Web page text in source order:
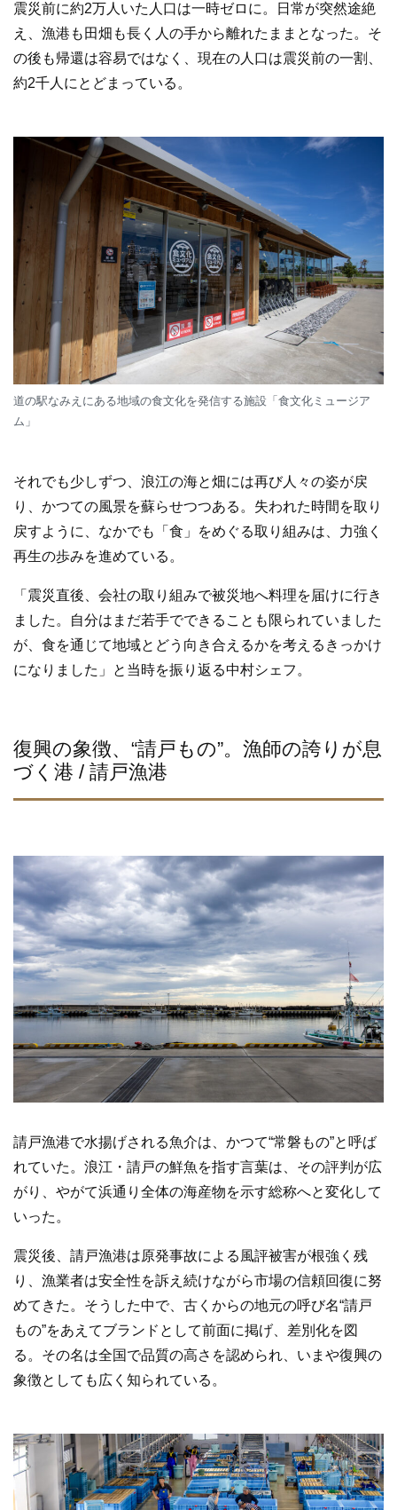
震災前に約2万人いた人口は一時ゼロに。日常が突然途絶
え、漁港も田畑も長く人の手から離れたままとなった。そ
の後も帰還は容易ではなく、現在の人口は震災前の一割、
約2千人にとどまっている。
道の駅なみえにある地域の食文化を発信する施設「食文化ミュージア
ム」
それでも少しずつ、浪江の海と畑には再び人々の姿が戻
り、かつての風景を蘇らせつつある。失われた時間を取り
戻すように、なかでも「食」をめぐる取り組みは、力強く
再生の歩みを進めている。
「震災直後、会社の取り組みで被災地へ料理を届けに行き
ました。自分はまだ若手でできることも限られていました
が、食を通じて地域とどう向き合えるかを考えるきっかけ
になりました」と当時を振り返る中村シェフ。
復興の象徴、“請戸もの”。漁師の誇りが息
づく港 / 請戸漁港
請戸漁港で水揚げされる魚介は、かつて“常磐もの”と呼ば
れていた。浪江・請戸の鮮魚を指す言葉は、その評判が広
がり、やがて浜通り全体の海産物を示す総称へと変化して
いった。
震災後、請戸漁港は原発事故による風評被害が根強く残
り、漁業者は安全性を訴え続けながら市場の信頼回復に努
めてきた。そうした中で、古くからの地元の呼び名“請戸
もの”をあえてブランドとして前面に掲げ、差別化を図
る。その名は全国で品質の高さを認められ、いまや復興の
象徴としても広く知られている。